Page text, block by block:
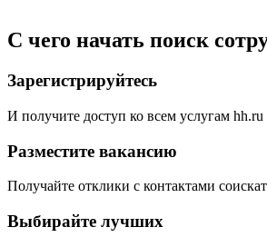
С чего начать поиск
Зарегистрируйтесь
И получите доступ ко всем услугам hh.ru
Разместите вакансию
Получайте отклики с контактами
Выбирайте лучших